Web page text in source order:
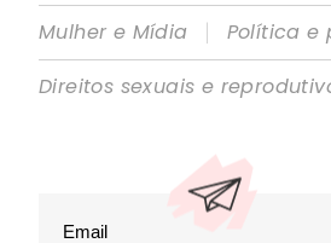
Mulher e Mídia
|
Política e
Direitos sexuais e